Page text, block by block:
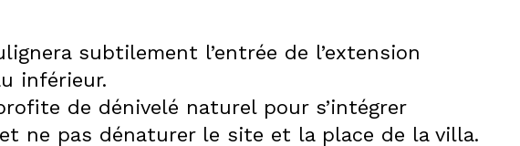
subtilement l’entrée de l’extension
inférieur.
de dénivelé naturel pour s’intégrer
ne pas dénaturer le site et la place de la villa.